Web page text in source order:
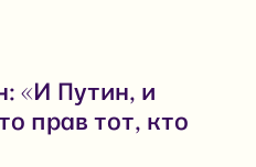
«И Путин, и
прав тот, кто